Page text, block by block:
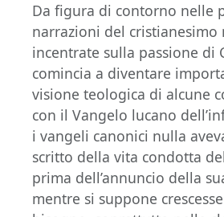
Da figura di contorno nelle
narrazioni del cristianesimo
incentrate sulla passione di
comincia a diventare
visione teologica di alcune
con il Vangelo lucano
i vangeli canonici nulla
scritto della vita condotta
prima dell’annuncio della
mentre si suppone